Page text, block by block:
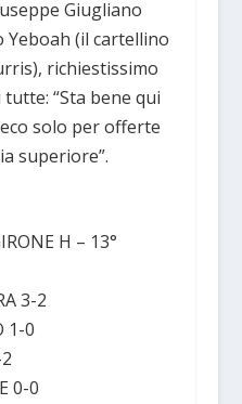
Giugliano
Yeboah (il cartellino
richiestissimo
“Sta bene qui
solo per offerte
superiore”.
H – 13°
3-2
1-0
0-0